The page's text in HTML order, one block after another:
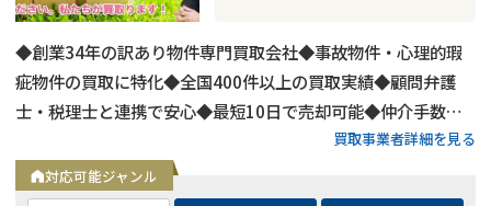
◆創業34年の訳あり物件専門買取会社◆事故物件・心理的瑕
疵物件の買取に特化◆全国400件以上の買取実績◆顧問弁護
士・税理士と連携で安心◆最短10日で売却可能◆仲介手数
料・諸費用も会社負担◆不要物撤去費用も無料◆リースバック
にも対応◆現地調査・査定は無料
買取事業者詳細を見る
対応可能ジャンル